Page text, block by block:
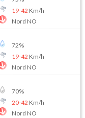
19-42 Km/h
Nord NO
72%
19-42 Km/h
Nord NO
70%
20-42 Km/h
Nord NO